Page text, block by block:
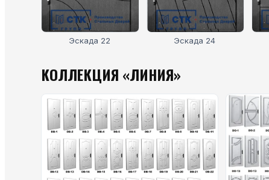
Эскада 22 Эскада 24
КОЛЛЕКЦИЯ «ЛИНИЯ»